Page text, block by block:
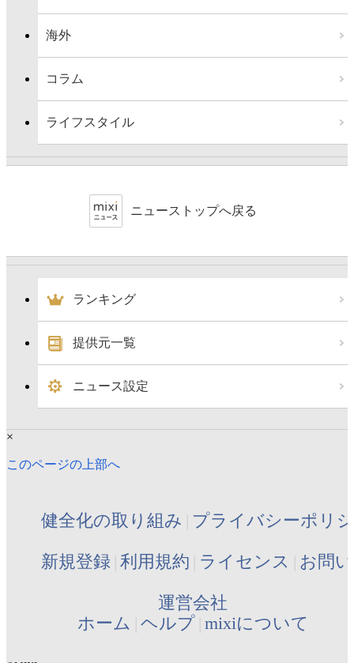
海外
コラム
ライフスタイル
ニューストップへ戻る
ランキング
提供元一覧
ニュース設定
×
このページの上部へ
健全化の取り組み プライバシーポリ
新規登録 利用規約 ライセンス お問
運営会社
ホーム ヘルプ mixiについて